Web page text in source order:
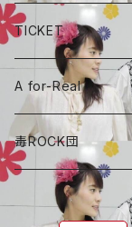
A for-Real
毒ROCK団
あやめちゃんおやつ
頑張れ、しょーちゃん
しょーちゃん、おやつ
TICKET
A for-Real
毒ROCK団